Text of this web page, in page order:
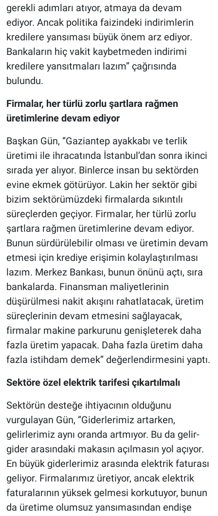
gerekli adımları atıyor, atmaya da devam
ediyor. Ancak politika faizindeki indirimlerin
kredilere yansıması büyük önem arz ediyor.
Bankaların hiç vakit kaybetmeden indirimi
kredilere yansıtmaları lazım’’ çağrısında
bulundu.
Firmalar, her türlü zorlu şartlara rağmen
üretimlerine devam ediyor
Başkan Gün, ‘’Gaziantep ayakkabı ve terlik
üretimi ile ihracatında İstanbul’dan sonra ikinci
sırada yer alıyor. Binlerce insan bu sektörden
evine ekmek götürüyor. Lakin her sektör gibi
bizim sektörümüzdeki firmalarda sıkıntılı
süreçlerden geçiyor. Firmalar, her türlü zorlu
şartlara rağmen üretimlerine devam ediyor.
Bunun sürdürülebilir olması ve üretimin devam
etmesi için krediye erişimin kolaylaştırılması
lazım. Merkez Bankası, bunun önünü açtı, sıra
bankalarda. Finansman maliyetlerinin
düşürülmesi nakit akışını rahatlatacak, üretim
süreçlerinin devam etmesini sağlayacak,
firmalar makine parkurunu genişleterek daha
fazla üretim yapacak. Daha fazla üretim daha
fazla istihdam demek’’ değerlendirmesini yaptı.
Sektöre özel elektrik tarifesi çıkartılmalı
Sektörün desteğe ihtiyacının olduğunu
vurgulayan Gün, ‘’Giderlerimiz artarken,
gelirlerimiz aynı oranda artmıyor. Bu da gelir-
gider arasındaki makasın açılmasın yol açıyor.
En büyük giderlerimiz arasında elektrik faturası
geliyor. Firmalarımız üretiyor, ancak elektrik
faturalarının yüksek gelmesi korkutuyor, bunun
da üretime olumsuz yansımasından endişe